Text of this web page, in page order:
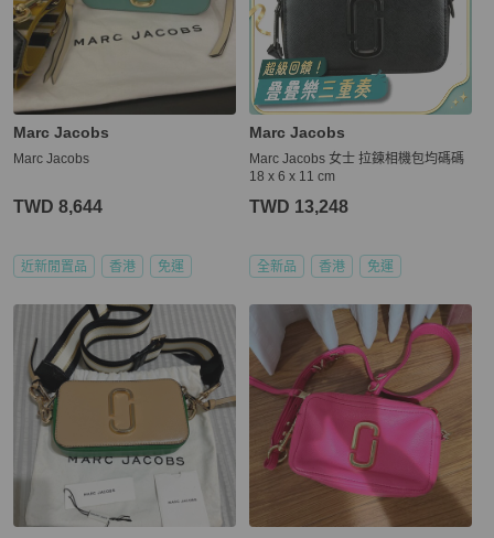
Marc Jacobs
Marc Jacobs
TWD 8,644
近新閒置品 香港 免運
Marc Jacobs
Marc Jacobs 女士 拉鍊相機包均碼碼
18 x 6 x 11 cm
TWD 13,248
全新品 香港 免運